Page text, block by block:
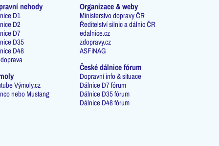
nehody
D1
D2
D7
D35
D48
Výmoly.cz
nebo Mustang
Organizace & weby
Ministerstvo dopravy ČR
Ředitelství silnic a dálnic ČR
edalnice.cz
zdopravy.cz
ASFiNAG
České dálnice fórum
Dopravní info & situace
Dálnice D7 fórum
Dálnice D35 fórum
Dálnice D48 fórum